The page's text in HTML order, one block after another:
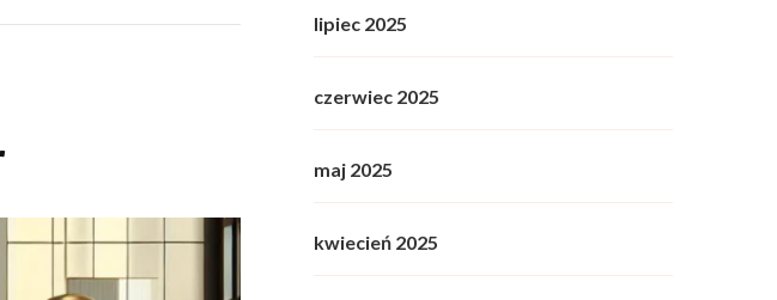
lipiec 2025
czerwiec 2025
maj 2025
kwiecień 2025